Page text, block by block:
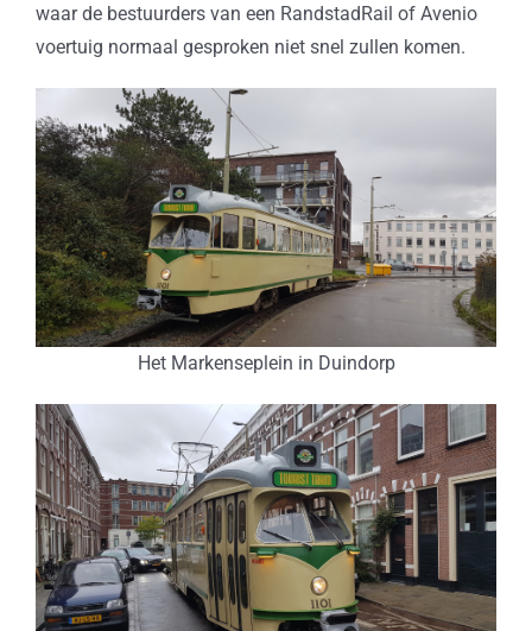
waar de bestuurders van een RandstadRail of Avenio
voertuig normaal gesproken niet snel zullen komen.
Het Markenseplein in Duindorp